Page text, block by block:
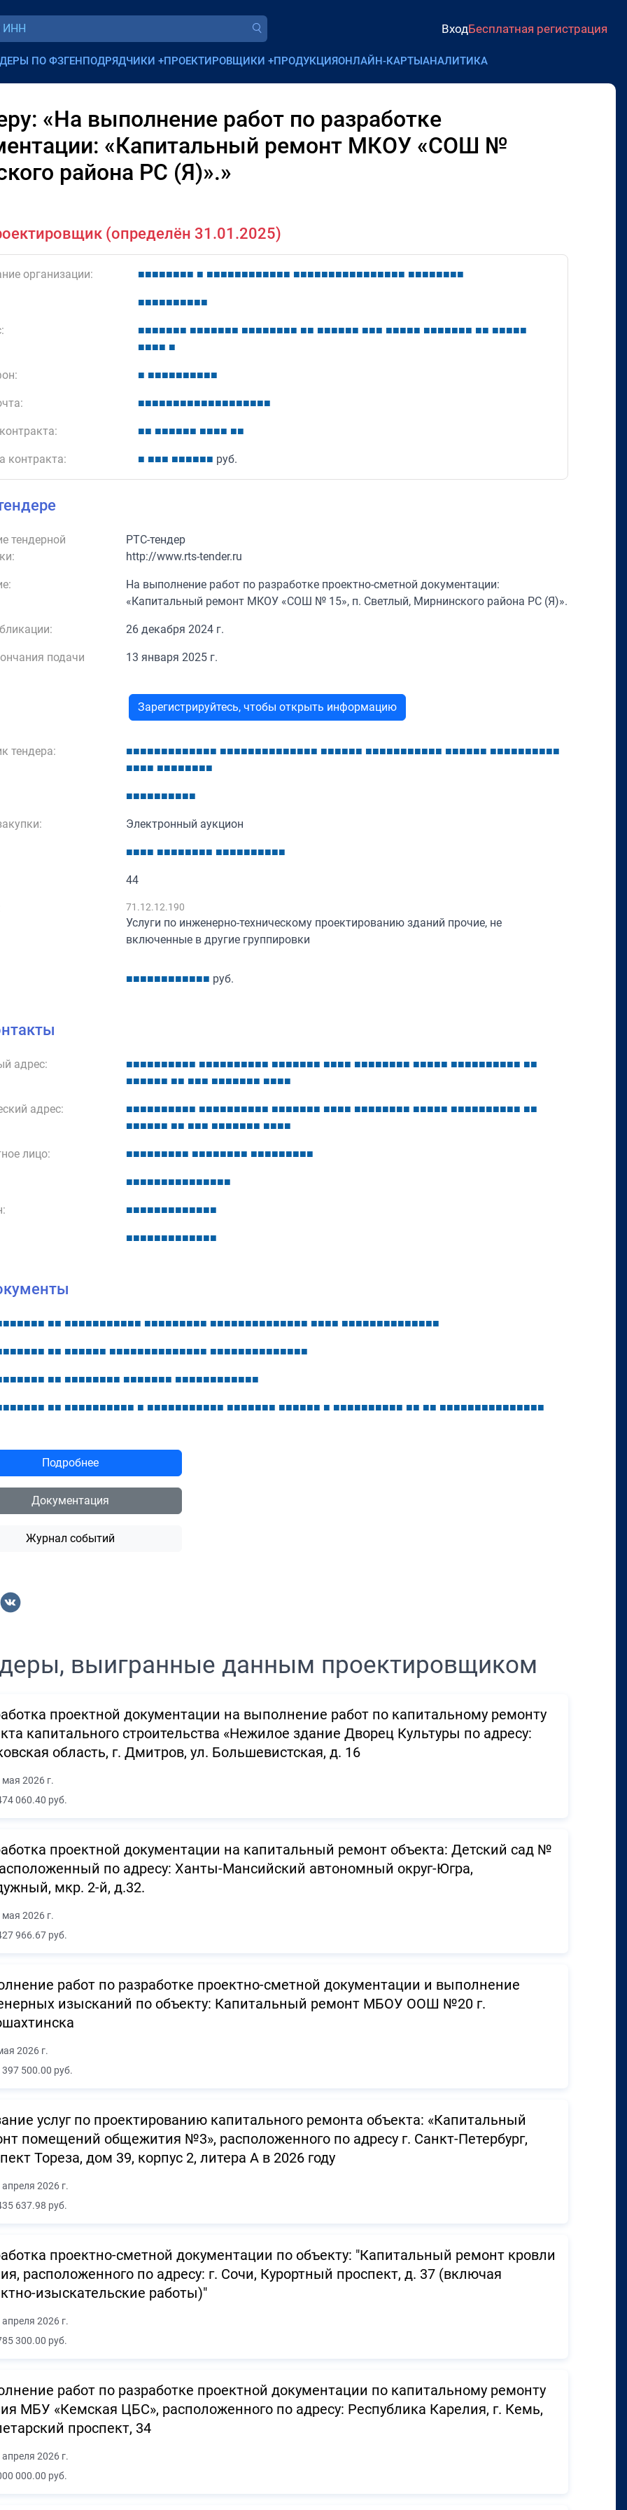
ВходБесплатная регистрация
ПО ФЗГЕНПОДРЯДЧИКИ +ПРОЕКТИРОВЩИКИ +ПРОДУКЦИЯОНЛАЙН-КАРТЫАНАЛИТИКА
«На выполнение работ по разработке
«Капитальный ремонт МКОУ «СОШ №
района РС (Я)».»
(определён 31.01.2025)
организации: ■■■■■■■■ ■ ■■■■■■■■■■■■ ■■■■■■■■■■■■■■■■ ■■■■■■■■
■■■■■■■■■■
■■■■■■■ ■■■■■■■ ■■■■■■■■ ■■ ■■■■■■ ■■■ ■■■■■ ■■■■■■■ ■■ ■■■■■
■■■■ ■
■ ■■■■■■■■■■
■■■■■■■■■■■■■■■■■■■
■■ ■■■■■■ ■■■■ ■■
контракта: ■ ■■■ ■■■■■■ руб.
тендерной
РТС-тендер
http://www.rts-tender.ru
На выполнение работ по разработке проектно-сметной документации:
«Капитальный ремонт МКОУ «СОШ № 15», п. Светлый, Мирнинского района РС (Я)».
26 декабря 2024 г.
подачи
13 января 2025 г.
Зарегистрируйтесь, чтобы открыть информацию
тендера: ■■■■■■■■■■■■■ ■■■■■■■■■■■■■■ ■■■■■■ ■■■■■■■■■■■ ■■■■■■ ■■■■■■■■■■
■■■■ ■■■■■■■■
■■■■■■■■■■
Электронный аукцион
■■■■ ■■■■■■■■ ■■■■■■■■■■
44
71.12.12.190
Услуги по инженерно-техническому проектированию зданий прочие, не
включенные в другие группировки
■■■■■■■■■■■■ руб.
адрес: ■■■■■■■■■■ ■■■■■■■■■■ ■■■■■■■ ■■■■ ■■■■■■■■ ■■■■■ ■■■■■■■■■■ ■■
■■■■■■ ■■ ■■■ ■■■■■■■ ■■■■
адрес: ■■■■■■■■■■ ■■■■■■■■■■ ■■■■■■■ ■■■■ ■■■■■■■■ ■■■■■ ■■■■■■■■■■ ■■
■■■■■■ ■■ ■■■ ■■■■■■■ ■■■■
лицо: ■■■■■■■■■ ■■■■■■■■ ■■■■■■■■■
■■■■■■■■■■■■■■■
■■■■■■■■■■■■■
■■■■■■■■■■■■■
■■■■■■ ■■ ■■■■■■■■■■■ ■■■■■■■■■ ■■■■■■■■■■■■■■ ■■■■ ■■■■■■■■■■■■■■
■■■■■■ ■■ ■■■■■■ ■■■■■■■■■■■■■■ ■■■■■■■■■■■■■■
■■■■■■ ■■ ■■■■■■■■ ■■■■■■■ ■■■■■■■■■■■■
■■■■■■ ■■ ■■■■■■■■■■ ■ ■■■■■■■■■■■ ■■■■■■■ ■■■■■■ ■ ■■■■■■■■■■ ■■ ■■ ■■■■■■■■■■■■■■■
Подробнее
Документация
Журнал событий
выигранные данным проектировщиком
проектной документации на выполнение работ по капитальному ремонту
капитального строительства «Нежилое здание Дворец Культуры по адресу:
область, г. Дмитров, ул. Большевистская, д. 16
мая 2026 г.
060.40 руб.
проектной документации на капитальный ремонт объекта: Детский сад №
по адресу: Ханты-Мансийский автономный округ-Югра,
мкр. 2-й, д.32.
мая 2026 г.
966.67 руб.
работ по разработке проектно-сметной документации и выполнение
изысканий по объекту: Капитальный ремонт МБОУ ООШ №20 г.
2026 г.
397 500.00 руб.
услуг по проектированию капитального ремонта объекта: «Капитальный
помещений общежития №3», расположенного по адресу г. Санкт-Петербург,
Тореза, дом 39, корпус 2, литера А в 2026 году
апреля 2026 г.
637.98 руб.
проектно-сметной документации по объекту: "Капитальный ремонт кровли
расположенного по адресу: г. Сочи, Курортный проспект, д. 37 (включая
изыскательские работы)"
апреля 2026 г.
300.00 руб.
работ по разработке проектной документации по капитальному ремонту
МБУ «Кемская ЦБС», расположенного по адресу: Республика Карелия, г. Кемь,
проспект, 34
апреля 2026 г.
000.00 руб.